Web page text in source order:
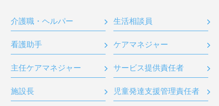
介護職・ヘルパー 生活相談員
看護助手 ケアマネジャー
主任ケアマネジャー サービス提供責任者
施設長 児童発達支援管理責任者